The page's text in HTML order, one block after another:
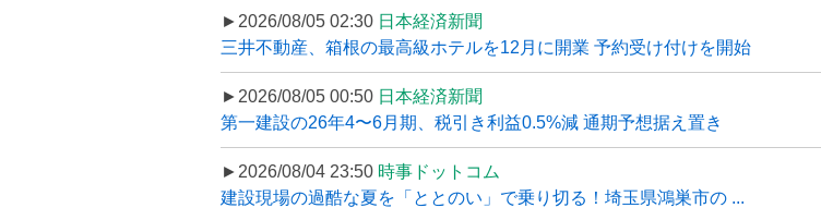
►2026/08/05 02:30 日本経済新聞
三井不動産、箱根の最高級ホテルを12月に開業 予約受け付けを開始
►2026/08/05 00:50 日本経済新聞
第一建設の26年4〜6月期、税引き利益0.5%減 通期予想据え置き
►2026/08/04 23:50 時事ドットコム
建設現場の過酷な夏を「ととのい」で乗り切る！埼玉県鴻巣市の ...